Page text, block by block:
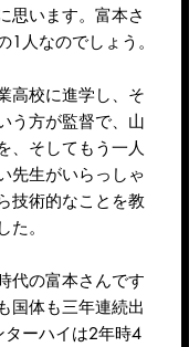
思います。富本さ
1人なのでしょう。
高校に進学し、そ
う方が監督で、山
、そしてもう一人
先生がいらっしゃ
技術的なことを教
。
代の富本さんです
国体も三年連続出
ーハイは2年時4